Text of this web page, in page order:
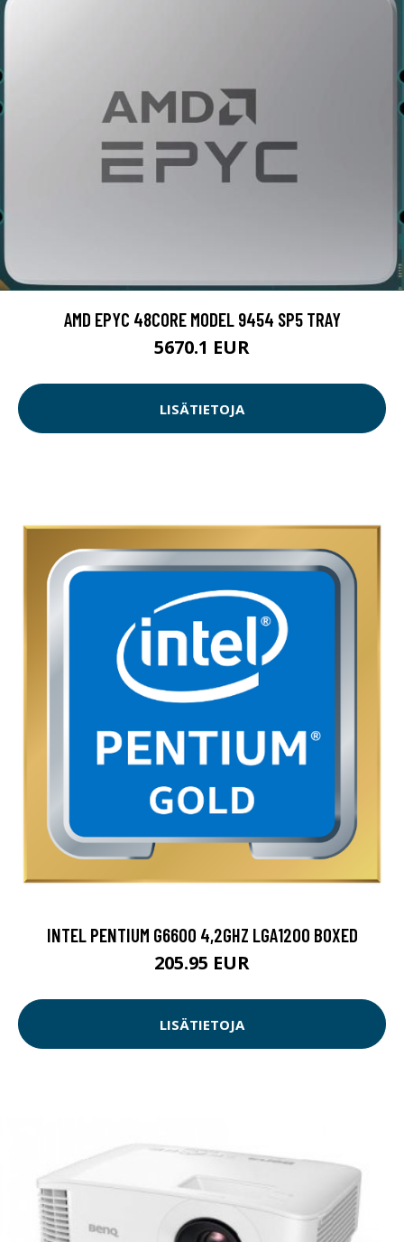
AMD EPYC 48CORE MODEL 9454 SP5 TRAY
5670.1 EUR
LISÄTIETOJA
INTEL PENTIUM G6600 4,2GHZ LGA1200 BOXED
205.95 EUR
LISÄTIETOJA